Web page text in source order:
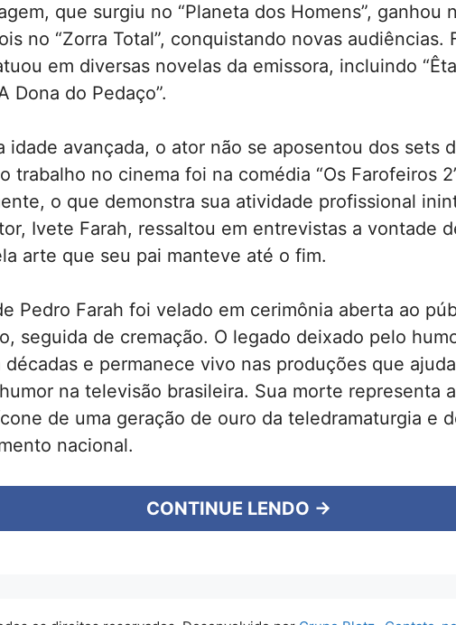
que surgiu no “Planeta dos Homens”, ganhou
no “Zorra Total”, conquistando novas audiências.
em diversas novelas da emissora, incluindo
Dona do Pedaço”.
idade avançada, o ator não se aposentou dos sets
trabalho no cinema foi na comédia “Os Farofeiros
o que demonstra sua atividade profissional
Ivete Farah, ressaltou em entrevistas a vontade
arte que seu pai manteve até o fim.
Pedro Farah foi velado em cerimônia aberta ao
seguida de cremação. O legado deixado pelo
décadas e permanece vivo nas produções que
na televisão brasileira. Sua morte representa
de uma geração de ouro da teledramaturgia e
nacional.
CONTINUE LENDO →